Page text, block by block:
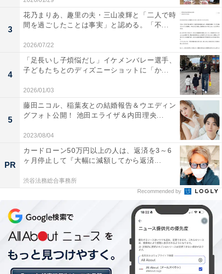
3
花乃まりあ、趣里の夫・三山凌輝と「二人で時
間を過ごしたことは事実」と認める。「不...
2026/07/22
4
「足長いし子煩悩だし」イケメンバレー選手、
子どもたちとのディズニーショットに「か...
2026/01/03
5
藤田ニコル、稲葉友との結婚報告＆ウエディン
グフォト公開！ 池田エライザ＆内田理央...
2023/08/04
PR
カードローン50万円以上の人は、返済を3～6
ヶ月停止して『大幅に減額してから返済...
渋谷法務総合事務所
Recommended by